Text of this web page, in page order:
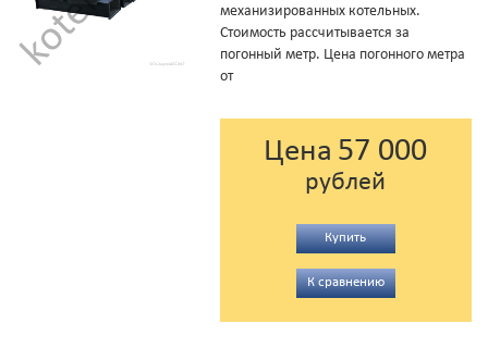
механизированных котельных.
Стоимость рассчитывается за
погонный метр. Цена погонного метра
от
Цена 57 000
рублей
Купить
К сравнению